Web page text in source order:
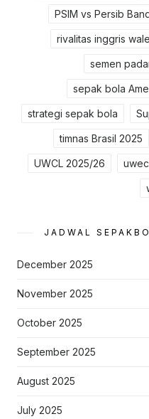
PSIM vs Persib
rivalitas inggris
semen
sepak bola
strategi sepak bola
timnas Brasil 2025
UWCL 2025/26
JADWAL
December 2025
November 2025
October 2025
September 2025
August 2025
July 2025